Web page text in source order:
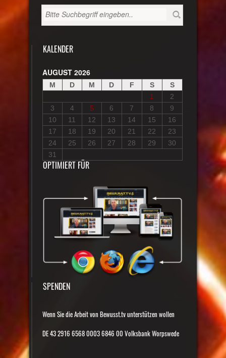
KALENDER
AUGUST 2026
M D M D F S
S
1
2
3
4 5 6 7 8
9
10
11 12 13 14 15
16
17
18 19 20 21 22
23
24
25 26 27 28 29
30
31
OPTIMIERT FÜR
SPENDEN
Wenn Sie die Arbeit von Bewusst.tv unterstützen wollen
DE 43 2916 6568 0003 6846 00 Volksbank Worpswede